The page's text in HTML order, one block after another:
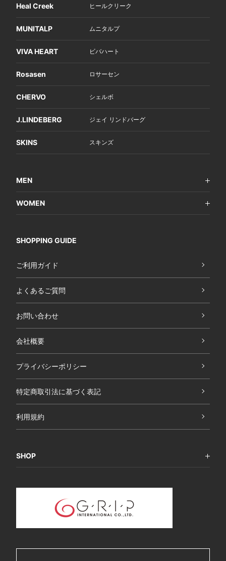
Heal Creek ヒールクリーク
MUNITALP ムニタルプ
VIVA HEART ビバハート
Rosasen ロサーセン
CHERVO シェルボ
J.LINDEBERG ジェイ リンドバーグ
SKINS スキンズ
MEN
WOMEN
SHOPPING GUIDE
ご利用ガイド
よくあるご質問
お問い合わせ
会社概要
プライバシーポリシー
特定商取引法に基づく表記
利用規約
SHOP